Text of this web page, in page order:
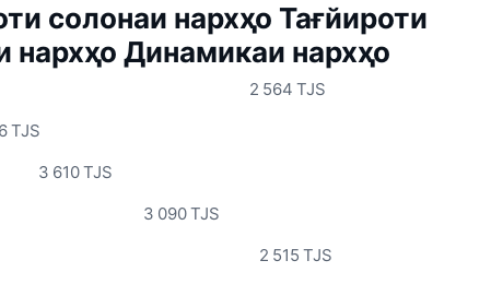
солонаи нархҳо Тағйироти
нархҳо Динамикаи нархҳо
2 564 TJS
TJS
3 610 TJS
3 090 TJS
2 515 TJS